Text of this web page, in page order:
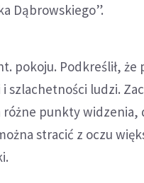
Dąbrowskiego”.
pokoju. Podkreślił, że
szlachetności ludzi.
punkty widzenia,
stracić z oczu